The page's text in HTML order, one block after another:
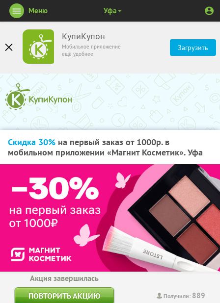
КупиКупон
Мобильное приложение
ещё удобнее
Загрузить
Меню Уфа
Скидка 30% на первый заказ от 1000р. в
мобильном приложении «Магнит Косметик». Уфа
Получили: 889
Акция завершилась
ПОВТОРИТЬ АКЦИЮ